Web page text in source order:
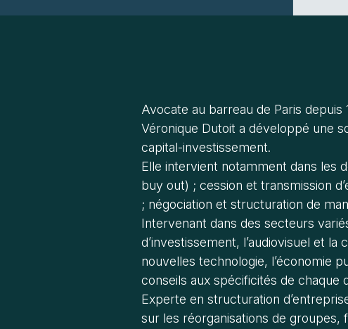
Avocate au barreau de Paris
Véronique Dutoit a développé une
capital-investissement.
Elle intervient notamment dans les
buy out) ; cession et transmission
; négociation et structuration de
Intervenant dans des secteurs
d’investissement, l’audiovisuel et
nouvelles technologie, l’économie
conseils aux spécificités de chaque
Experte en structuration
sur les réorganisations de groupes,